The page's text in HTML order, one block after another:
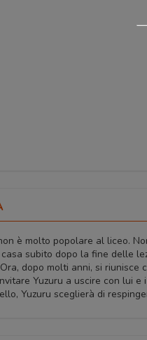
è molto popolare al liceo.
subito dopo la fine delle
dopo molti anni, si riunisce
Yuzuru a uscire con lui
Yuzuru sceglierà di